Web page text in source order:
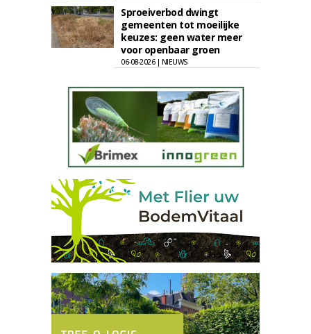
Sproeiverbod dwingt
gemeenten tot moeilijke
keuzes: geen water meer
voor openbaar groen
06-08-2026 | NIEUWS